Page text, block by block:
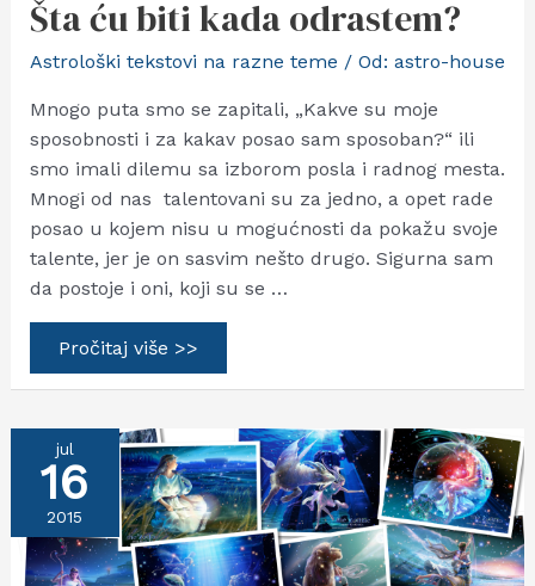
Šta ću biti kada odrastem?
Astrološki tekstovi na razne teme / Od: astro-house
Mnogo puta smo se zapitali, „Kakve su moje
sposobnosti i za kakav posao sam sposoban?“ ili
smo imali dilemu sa izborom posla i radnog mesta.
Mnogi od nas talentovani su za jedno, a opet rade
posao u kojem nisu u mogućnosti da pokažu svoje
talente, jer je on sasvim nešto drugo. Sigurna sam
da postoje i oni, koji su se …
Šta
ću
biti
Pročitaj više >>
jul
16
2015